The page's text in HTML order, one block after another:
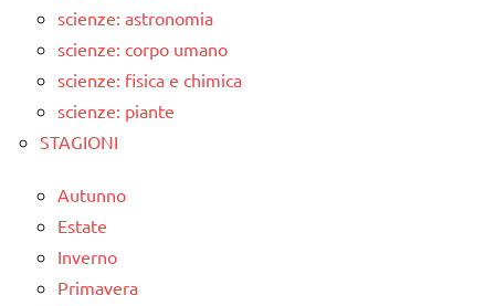
scienze: astronomia
scienze: corpo umano
scienze: fisica e chimica
scienze: piante
STAGIONI
Autunno
Estate
Inverno
Primavera